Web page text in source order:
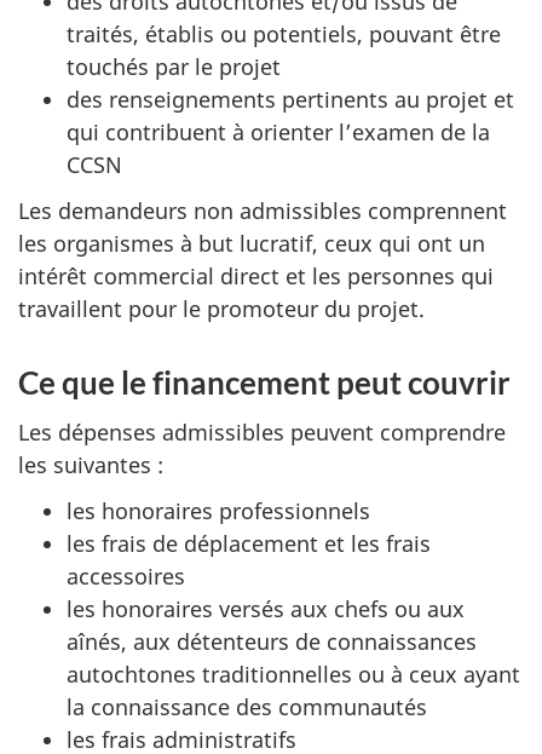
traités, établis ou potentiels, pouvant être
touchés par le projet
des renseignements pertinents au projet et
qui contribuent à orienter l’examen de la
CCSN
Les demandeurs non admissibles comprennent
les organismes à but lucratif, ceux qui ont un
intérêt commercial direct et les personnes qui
travaillent pour le promoteur du projet.
Ce que le financement peut couvrir
Les dépenses admissibles peuvent comprendre
les suivantes :
les honoraires professionnels
les frais de déplacement et les frais
accessoires
les honoraires versés aux chefs ou aux
aînés, aux détenteurs de connaissances
autochtones traditionnelles ou à ceux ayant
la connaissance des communautés
les frais administratifs